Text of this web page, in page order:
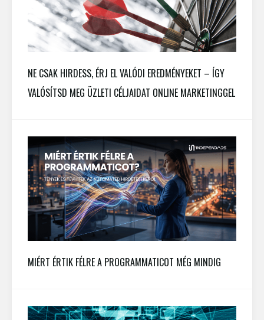
NE CSAK HIRDESS, ÉRJ EL VALÓDI EREDMÉNYEKET – ÍGY
VALÓSÍTSD MEG ÜZLETI CÉLJAIDAT ONLINE MARKETINGGEL
MIÉRT ÉRTIK FÉLRE A PROGRAMMATICOT MÉG MINDIG